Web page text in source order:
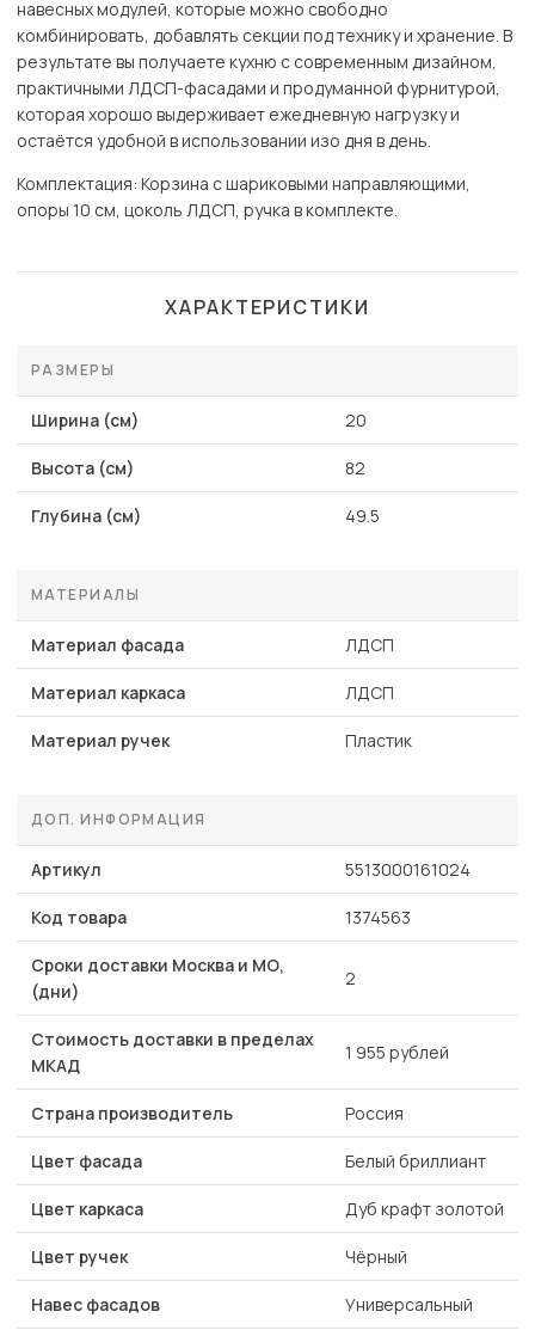
навесных модулей, которые можно свободно
комбинировать, добавлять секции под технику и хранение. В
результате вы получаете кухню с современным дизайном,
практичными ЛДСП-фасадами и продуманной фурнитурой,
которая хорошо выдерживает ежедневную нагрузку и
остаётся удобной в использовании изо дня в день.
Комплектация: Корзина с шариковыми направляющими,
опоры 10 см, цоколь ЛДСП, ручка в комплекте.
ХАРАКТЕРИСТИКИ
РАЗМЕРЫ
Ширина (см) 20
Высота (см) 82
Глубина (см) 49.5
МАТЕРИАЛЫ
Материал фасада ЛДСП
Материал каркаса ЛДСП
Материал ручек Пластик
ДОП. ИНФОРМАЦИЯ
Артикул 5513000161024
Код товара 1374563
Сроки доставки Москва и МО,
(дни)
2
Стоимость доставки в пределах
МКАД
1 955 рублей
Страна производитель Россия
Цвет фасада Белый бриллиант
Цвет каркаса Дуб крафт золотой
Цвет ручек Чёрный
Навес фасадов Универсальный